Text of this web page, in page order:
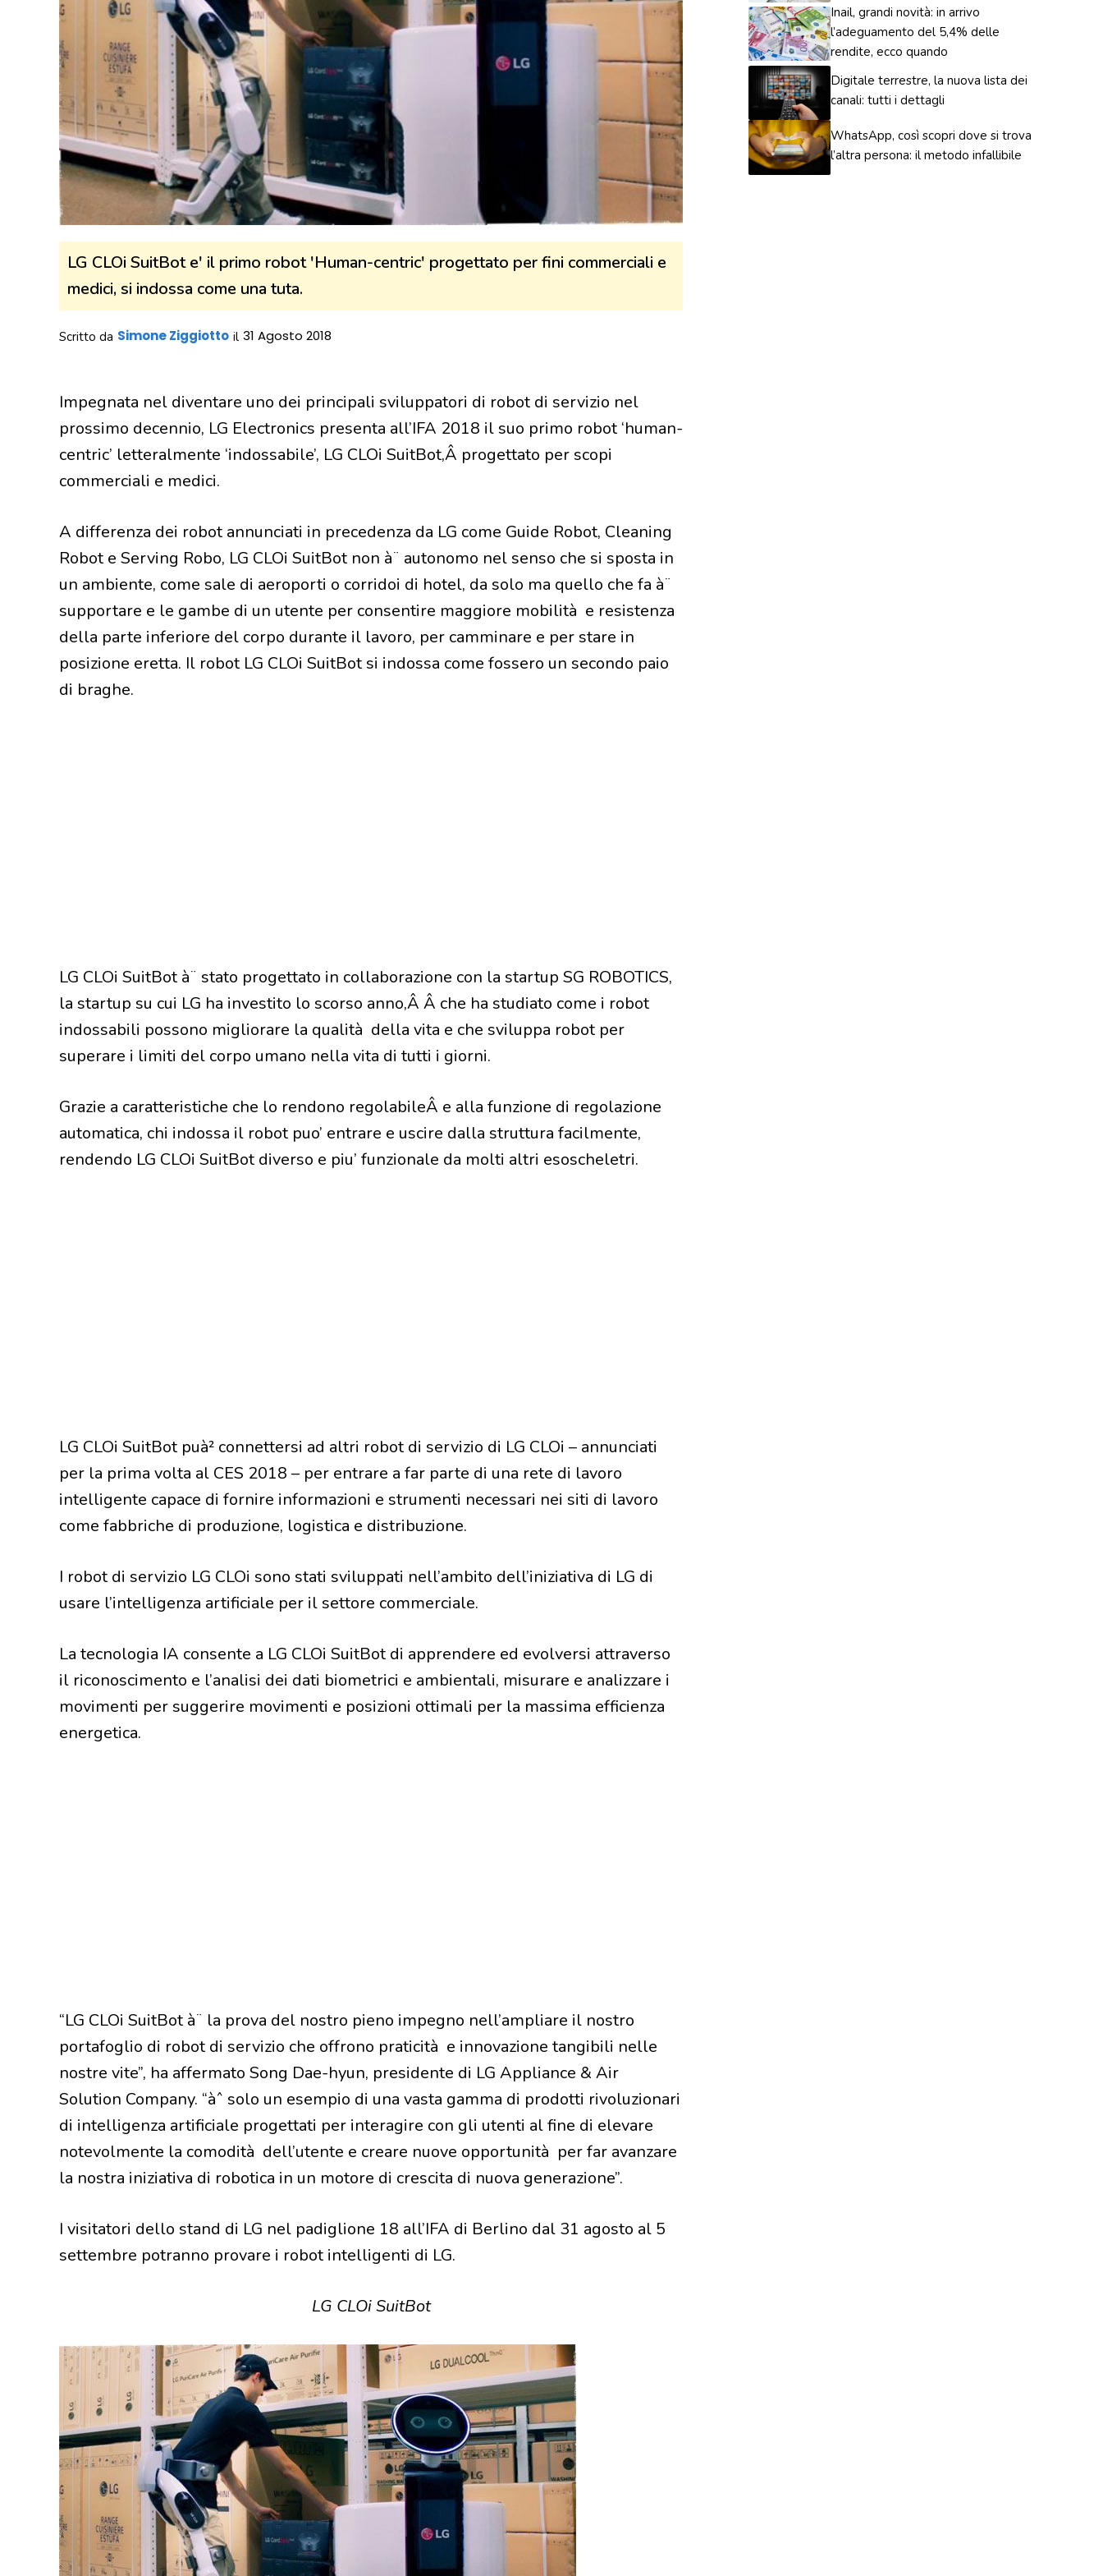
LG CLOi SuitBot e' il primo robot 'Human-centric' progettato per fini commerciali e
medici, si indossa come una tuta.
Scritto da Simone Ziggiotto il 31 Agosto 2018
Impegnata nel diventare uno dei principali sviluppatori di robot di servizio nel
prossimo decennio, LG Electronics presenta all’IFA 2018 il suo primo robot ‘human-
centric’ letteralmente ‘indossabile’, LG CLOi SuitBot,Â progettato per scopi
commerciali e medici.
A differenza dei robot annunciati in precedenza da LG come Guide Robot, Cleaning
Robot e Serving Robo, LG CLOi SuitBot non à¨ autonomo nel senso che si sposta in
un ambiente, come sale di aeroporti o corridoi di hotel, da solo ma quello che fa à¨
supportare e le gambe di un utente per consentire maggiore mobilità e resistenza
della parte inferiore del corpo durante il lavoro, per camminare e per stare in
posizione eretta. Il robot LG CLOi SuitBot si indossa come fossero un secondo paio
di braghe.
LG CLOi SuitBot à¨ stato progettato in collaborazione con la startup SG ROBOTICS,
la startup su cui LG ha investito lo scorso anno,Â Â che ha studiato come i robot
indossabili possono migliorare la qualità della vita e che sviluppa robot per
superare i limiti del corpo umano nella vita di tutti i giorni.
Grazie a caratteristiche che lo rendono regolabileÂ e alla funzione di regolazione
automatica, chi indossa il robot puo’ entrare e uscire dalla struttura facilmente,
rendendo LG CLOi SuitBot diverso e piu’ funzionale da molti altri esoscheletri.
LG CLOi SuitBot puà² connettersi ad altri robot di servizio di LG CLOi – annunciati
per la prima volta al CES 2018 – per entrare a far parte di una rete di lavoro
intelligente capace di fornire informazioni e strumenti necessari nei siti di lavoro
come fabbriche di produzione, logistica e distribuzione.
I robot di servizio LG CLOi sono stati sviluppati nell’ambito dell’iniziativa di LG di
usare l’intelligenza artificiale per il settore commerciale.
La tecnologia IA consente a LG CLOi SuitBot di apprendere ed evolversi attraverso
il riconoscimento e l’analisi dei dati biometrici e ambientali, misurare e analizzare i
movimenti per suggerire movimenti e posizioni ottimali per la massima efficienza
energetica.
“LG CLOi SuitBot à¨ la prova del nostro pieno impegno nell’ampliare il nostro
portafoglio di robot di servizio che offrono praticità e innovazione tangibili nelle
nostre vite”, ha affermato Song Dae-hyun, presidente di LG Appliance & Air
Solution Company. “àˆ solo un esempio di una vasta gamma di prodotti rivoluzionari
di intelligenza artificiale progettati per interagire con gli utenti al fine di elevare
notevolmente la comodità dell’utente e creare nuove opportunità per far avanzare
la nostra iniziativa di robotica in un motore di crescita di nuova generazione”.
I visitatori dello stand di LG nel padiglione 18 all’IFA di Berlino dal 31 agosto al 5
settembre potranno provare i robot intelligenti di LG.
LG CLOi SuitBot
Inail, grandi novità: in arrivo
l’adeguamento del 5,4% delle
rendite, ecco quando
Digitale terrestre, la nuova lista dei
canali: tutti i dettagli
WhatsApp, così scopri dove si trova
l’altra persona: il metodo infallibile